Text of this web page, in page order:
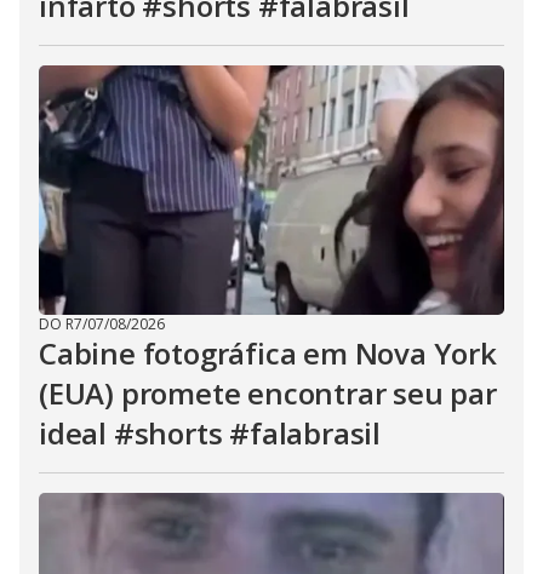
DO R7/07/08/2026
Cabine fotográfica em Nova York
(EUA) promete encontrar seu par
ideal #shorts #falabrasil